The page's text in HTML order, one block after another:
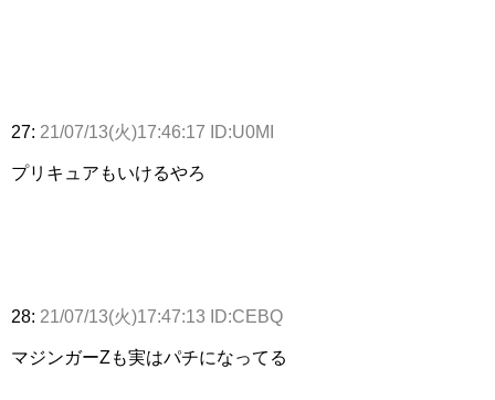
27: 21/07/13(火)17:46:17 ID:U0MI
プリキュアもいけるやろ
28: 21/07/13(火)17:47:13 ID:CEBQ
マジンガーZも実はパチになってる